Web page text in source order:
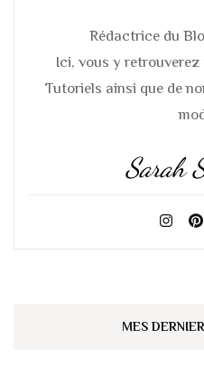
Rédactrice du
Ici, vous y
Tutoriels ainsi que de
Sarah
MES